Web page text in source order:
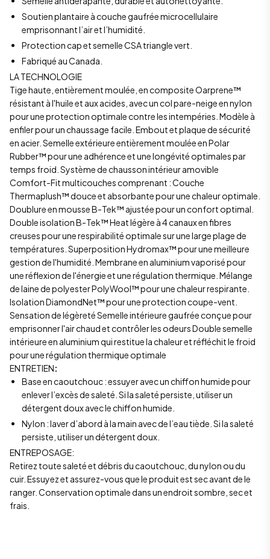
Soutien plantaire à couche gaufrée microcellulaire
emprisonnant l’air et l’humidité.
Protection cap et semelle CSA triangle vert.
Fabriqué au Canada.
LA TECHNOLOGIE
Tige haute, entièrement moulée, en composite Oarprene™
résistant à l'huile et aux acides, avec un col pare-neige en nylon
pour une protection optimale contre les intempéries. Modèle à
enfiler pour un chaussage facile. Embout et plaque de sécurité
en acier. Semelle extérieure entièrement moulée en Polar
Rubber™ pour une adhérence et une longévité optimales par
temps froid. Système de chausson intérieur amovible
Comfort-Fit multicouches comprenant : Couche
Thermaplush™ douce et absorbante pour une chaleur optimale.
Doublure en mousse B-Tek™ ajustée pour un confort optimal.
Double isolation B-Tek™ Heat légère à 4 canaux en fibres
creuses pour une respirabilité optimale sur une large plage de
températures. Superposition Hydromax™ pour une meilleure
gestion de l'humidité. Membrane en aluminium vaporisé pour
une réflexion de l'énergie et une régulation thermique. Mélange
de laine de polyester PolyWool™ pour une chaleur respirante.
Isolation DiamondNet™ pour une protection coupe-vent.
Sensation de légèreté Semelle intérieure gaufrée conçue pour
emprisonner l'air chaud et contrôler les odeurs Double semelle
intérieure en aluminium qui restitue la chaleur et réfléchit le froid
pour une régulation thermique optimale
ENTRETIEN:
Base en caoutchouc : essuyer avec un chiffon humide pour
enlever l’excès de saleté. Si la saleté persiste, utiliser un
détergent doux avec le chiffon humide.
Nylon : laver d’abord à la main avec de l’eau tiède. Si la saleté
persiste, utiliser un détergent doux.
ENTREPOSAGE:
Retirez toute saleté et débris du caoutchouc, du nylon ou du
cuir. Essuyez et assurez-vous que le produit est sec avant de le
ranger. Conservation optimale dans un endroit sombre, sec et
frais.